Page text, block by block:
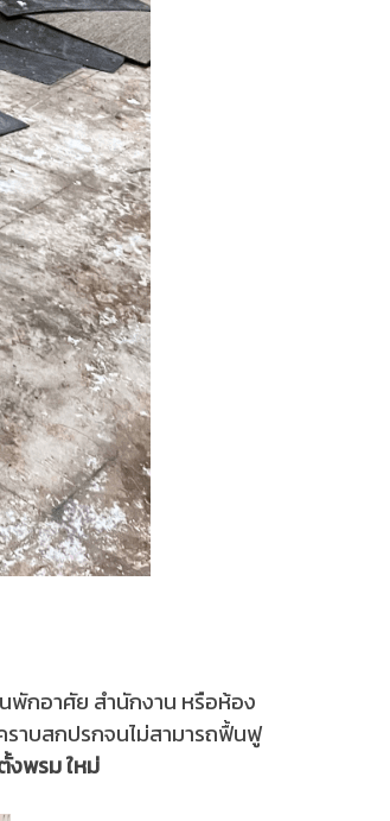
นพักอาศัย สำนักงาน หรือห้อง
ราบสกปรกจนไม่สามารถฟื้นฟู
งพรม ใหม่